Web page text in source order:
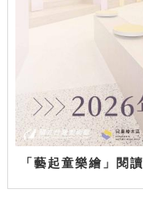
「藝起童樂繪」閱